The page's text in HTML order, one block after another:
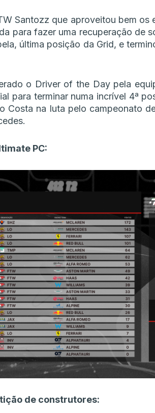
Santozz que aproveitou bem os
para fazer uma recuperação de
última posição da Grid, e
o Driver of the Day pela
para terminar numa incrível 4ª
Costa na luta pelo campeonato
PC:
de construtores: